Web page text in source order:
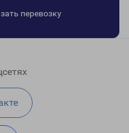
перевозку